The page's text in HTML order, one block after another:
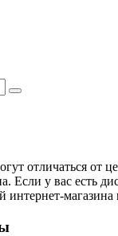
отличаться от
Если у вас есть
магазина